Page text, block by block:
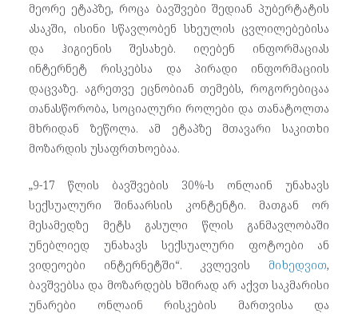
მეორე ეტაპზე, როცა ბავშვები შედიან პუბერტატის
ასაკში, ისინი სწავლობენ სხეულის ცვლილებებისა
და ჰიგიენის შესახებ. იღებენ ინფორმაციას
ინტერნეტ რისკებსა და პირადი ინფორმაციის
დაცვაზე. აგრეთვე ეცნობიან თემებს, როგორებიცაა
თანასწორობა, სოციალური როლები და თანატოლთა
მხრიდან ზეწოლა. ამ ეტაპზე მთავარი საკითხი
მოზარდის უსაფრთხოებაა.
„9-17 წლის ბავშვების 30%-ს ონლაინ უნახავს
სექსუალური შინაარსის კონტენტი. მათგან ორ
მესამედზე მეტს გასული წლის განმავლობაში
უნებლიედ უნახავს სექსუალური ფოტოები ან
ვიდეოები ინტერნეტში“. კვლევის მიხედვით,
ბავშვებსა და მოზარდებს ხშირად არ აქვთ საკმარისი
უნარები ონლაინ რისკების მართვისა და